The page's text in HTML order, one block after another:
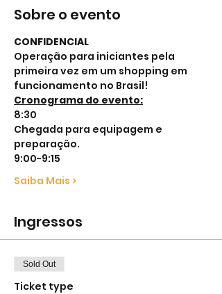
Sobre o evento
CONFIDENCIAL
Operação para iniciantes pela
primeira vez em um shopping em
funcionamento no Brasil!
Cronograma do evento:
8:30
Chegada para equipagem e
preparação.
9:00-9:15
Saiba Mais >
Ingressos
Sold Out
Ticket type